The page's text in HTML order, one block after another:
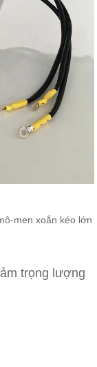
men xoắn kéo lớn
trọng lượng